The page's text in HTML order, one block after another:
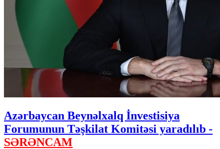
Azərbaycan Beynəlxalq İnvestisiya
Forumunun Təşkilat Komitəsi yaradılıb -
SƏRƏNCAM